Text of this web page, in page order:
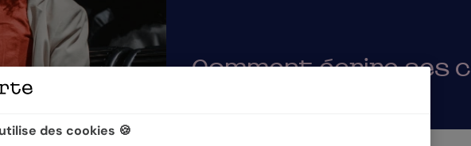
Comment écrire ses
des cookies 🍪